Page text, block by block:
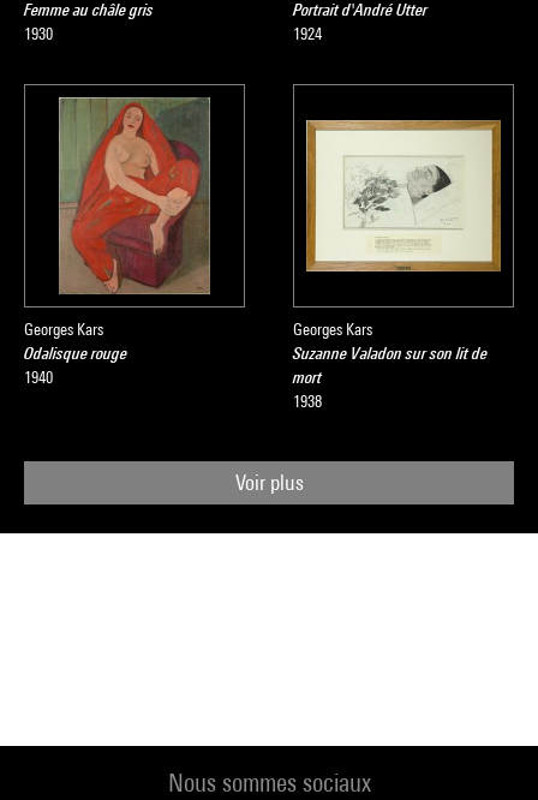
Femme au châle gris
1930
Portrait d'André Utter
1924
Georges Kars
Odalisque rouge
1940
Georges Kars
Suzanne Valadon sur son lit de
mort
1938
Voir plus
Nous sommes sociaux